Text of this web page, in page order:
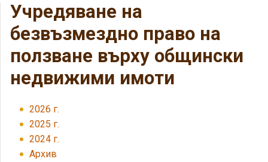
Учредяване на
безвъзмездно право на
ползване върху общински
недвижими имоти
2026 г.
2025 г.
2024 г.
Архив